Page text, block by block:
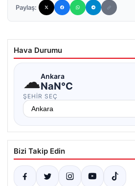
Paylaş:
Hava Durumu
☁Ankara
NaN°C
ŞEHIR SEÇ
Bizi Takip Edin